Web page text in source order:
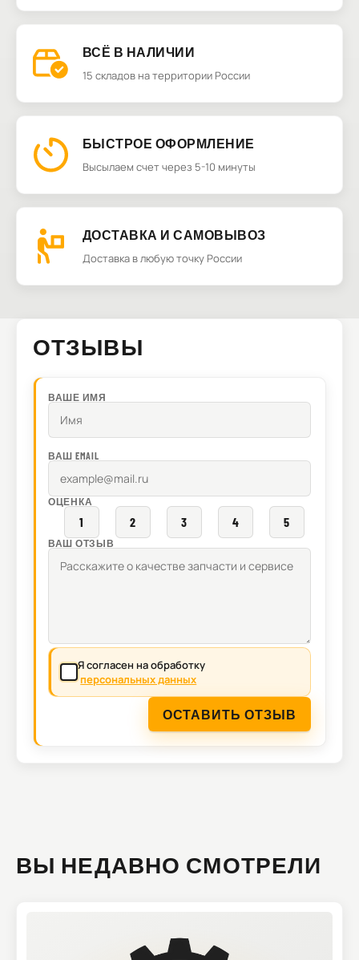
ВСЁ В НАЛИЧИИ
15 складов на территории России
БЫСТРОЕ ОФОРМЛЕНИЕ
Высылаем счет через 5-10 минуты
ДОСТАВКА И САМОВЫВОЗ
Доставка в любую точку России
ОТЗЫВЫ
ВАШЕ ИМЯ
ВАШ EMAIL
ОЦЕНКА
1 2 3 4 5
ВАШ ОТЗЫВ
Я согласен на обработку
персональных данных
ОСТАВИТЬ ОТЗЫВ
ВЫ НЕДАВНО СМОТРЕЛИ